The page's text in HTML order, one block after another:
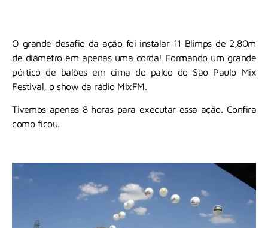
O grande desafio da ação foi instalar 11 Blimps de 2,80m
de diâmetro em apenas uma corda! Formando um grande
pórtico de balões em cima do palco do São Paulo Mix
Festival, o show da rádio MixFM.
Tivemos apenas 8 horas para executar essa ação. Confira
como ficou.